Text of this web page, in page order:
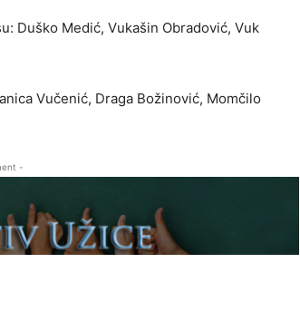
Duško Medić, Vukašin Obradović, Vuk
Vučenić, Draga Božinović, Momčilo
-